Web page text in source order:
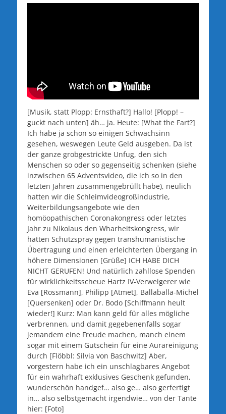
[Musik, statt Plopp: Ernsthaft?] Hallo! [Plopp! –
guckt nach unten] äh… ja. Heute: [What the Fart?]
Ich habe ja schon so einigen Schwachsinn
gesehen, weswegen Leute Geld ausgeben. Da ist
der ganze grobgestrickte Unfug, den sich
Menschen so oder so gegenseitig schenken (siehe
inzwischen 65 Adventsvideo, die ich so in den
letzten Jahren zusammengebrüllt habe), neulich
hatten wir die Schleimvideogroßindustrie,
Weiterbildungsangebote wie den
homöopathischen Coronakongress oder letztes
Jahr zu Nikolaus den Wharheitskongress, wir
hatten Schutzspray gegen transhumanistische
Übertragung und einen erleichterten Übergang in
höhere Dimensionen [Grüße] ICH HABE DICH
NICHT GERUFEN! Und natürlich zahllose Spenden
für wirklichkeitsscheue Hartz IV-Verweigerer wie
Eva [Rossmann], Philipp [Atmet], Ballaballa-Michel
[Quersenken] oder Dr. Bodo [Schiffmann heult
wieder!] Kurz: Man kann geld für alles mögliche
verbrennen, und damit gegebenenfalls sogar
jemandem eine Freude machen, manch einem
sogar mit einem Gutschein für eine Aurareinigung
durch [Flöbbl: Silvia von Baschwitz] Aber,
vorgestern habe ich ein unschlagbares Angebot
für ein wahrhaft exklusives Geschenk gefunden,
wunderschön handgef… also ge… also gerfertigt
in… also selbstgemacht irgendwie… von der Tante
hier: [Foto]